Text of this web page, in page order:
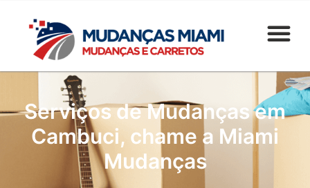
Serviços de Mudanças em
Cambuci, chame a Miami
Mudanças